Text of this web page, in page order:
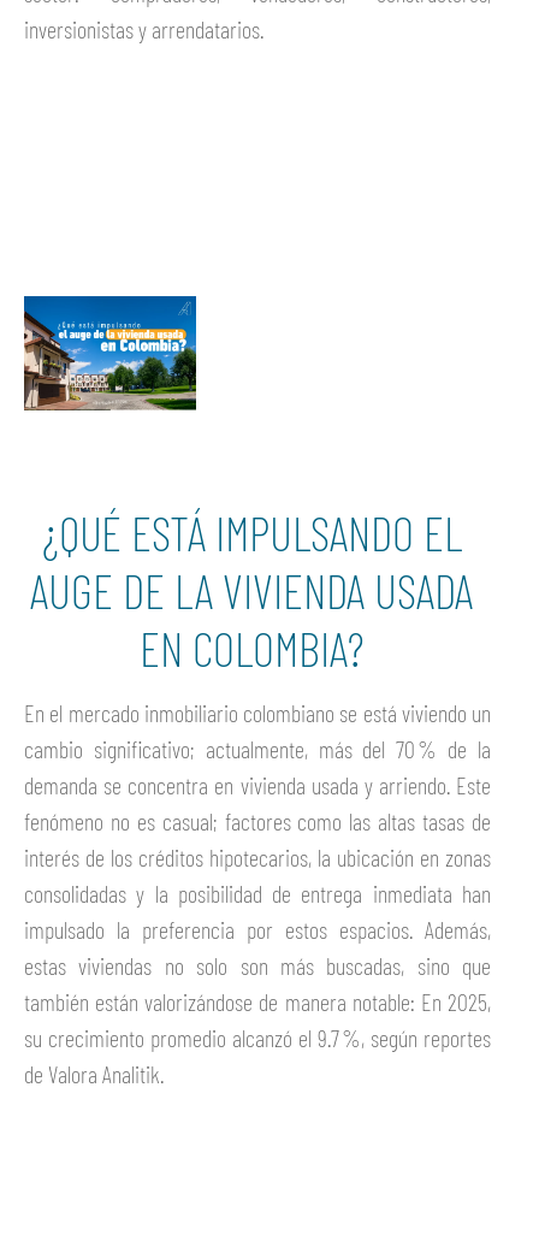
inversionistas y arrendatarios.
¿QUÉ ESTÁ IMPULSANDO EL
AUGE DE LA VIVIENDA USADA
EN COLOMBIA?
En el mercado inmobiliario colombiano se está viviendo un
cambio significativo; actualmente, más del 70 % de la
demanda se concentra en vivienda usada y arriendo. Este
fenómeno no es casual; factores como las altas tasas de
interés de los créditos hipotecarios, la ubicación en zonas
consolidadas y la posibilidad de entrega inmediata han
impulsado la preferencia por estos espacios. Además,
estas viviendas no solo son más buscadas, sino que
también están valorizándose de manera notable: En 2025,
su crecimiento promedio alcanzó el 9.7 %, según reportes
de Valora Analitik.